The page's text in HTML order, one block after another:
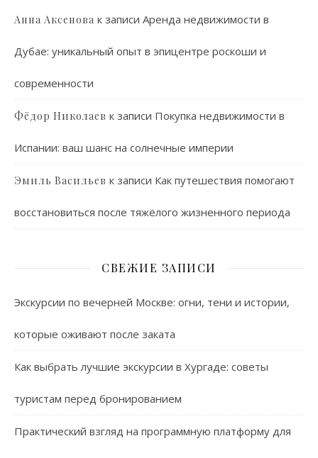
Анна Аксенова к записи Аренда недвижимости в
Дубае: уникальный опыт в эпицентре роскоши и
современности
Фёдор Николаев к записи Покупка недвижимости в
Испании: ваш шанс на солнечные империи
Эмиль Васильев к записи Как путешествия помогают
восстановиться после тяжёлого жизненного периода
СВЕЖИЕ ЗАПИСИ
Экскурсии по вечерней Москве: огни, тени и истории,
которые оживают после заката
Как выбрать лучшие экскурсии в Хургаде: советы
туристам перед бронированием
Практический взгляд на программную платформу для